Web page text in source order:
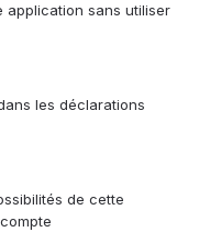
application sans utiliser
les déclarations
de cette